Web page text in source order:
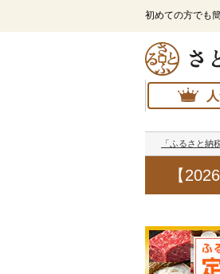
初めての方でも
「ふるさと納
【